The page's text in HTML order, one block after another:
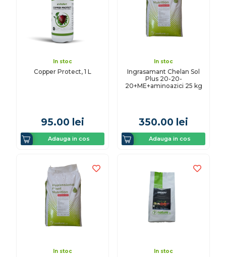
In stoc
Copper Protect, 1 L
95.00 lei
Adauga in cos
In stoc
Ingrasamant Chelan Sol
Plus 20-20-
20+ME+aminoazici 25 kg
350.00 lei
Adauga in cos
In stoc In stoc